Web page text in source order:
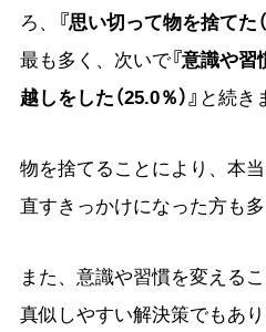
ろ、 『思い切って物を捨てた（
最も多く、次いで『意識や習
越しをした（25.0％）』 と続き
物を捨てることにより、本
直すきっかけになった方も
また、意識や習慣を変える
真似しやすい解決策でもあり